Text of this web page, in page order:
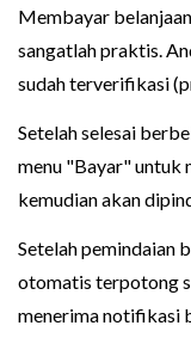
Membayar
sangatlah praktis.
sudah terverifikasi
Setelah selesai
menu "Bayar" untuk
kemudian akan
Setelah pemindaian
otomatis terpotong
menerima notifikasi